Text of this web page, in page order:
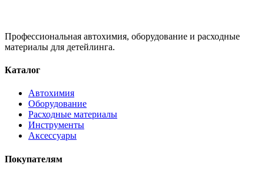
Профессиональная автохимия, оборудование и расходные
материалы для детейлинга.
Каталог
Автохимия
Оборудование
Расходные материалы
Инструменты
Аксессуары
Покупателям